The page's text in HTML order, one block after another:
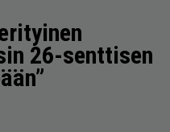
26-senttisen